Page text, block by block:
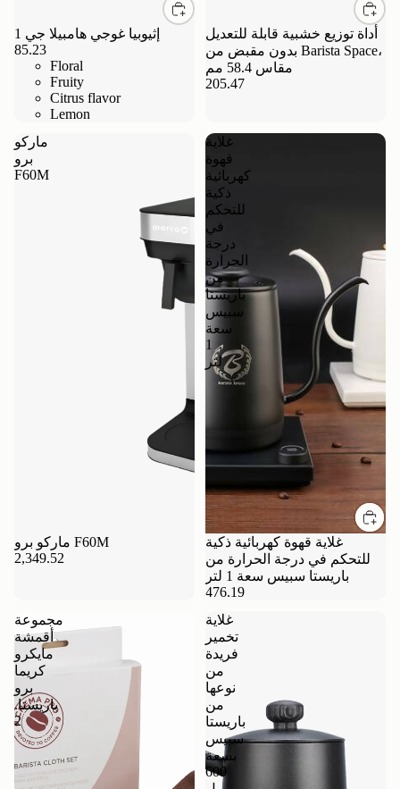
إثيوبيا غوجي هامبيلا جي 1
85.23
Floral
Fruity
Citrus flavor
Lemon
أداة توزيع خشبية قابلة للتعديل
بدون مقبض من Barista Space،
مقاس 58.4 مم
205.47
ماركو
برو
F60M
ماركو برو F60M
2,349.52
غلاية
قهوة
كهربائية
ذكية
للتحكم
في
درجة
الحرارة
من
باريستا
سبيس
سعة
1
لتر
غلاية قهوة كهربائية ذكية
للتحكم في درجة الحرارة من
باريستا سبيس سعة 1 لتر
476.19
مجموعة
أقمشة
مايكرو
كريما
برو
باريستا.
2
غلاية
تخمير
فريدة
من
نوعها
من
باريستا
سبيس
بسعة
600